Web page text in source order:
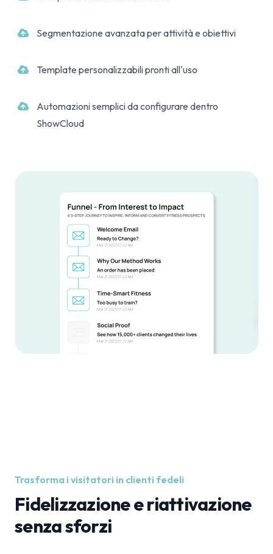
Segmentazione avanzata per attività e obiettivi
Template personalizzabili pronti all'uso
Automazioni semplici da configurare dentro
ShowCloud
Trasforma i visitatori in clienti fedeli
Fidelizzazione e riattivazione
senza sforzi